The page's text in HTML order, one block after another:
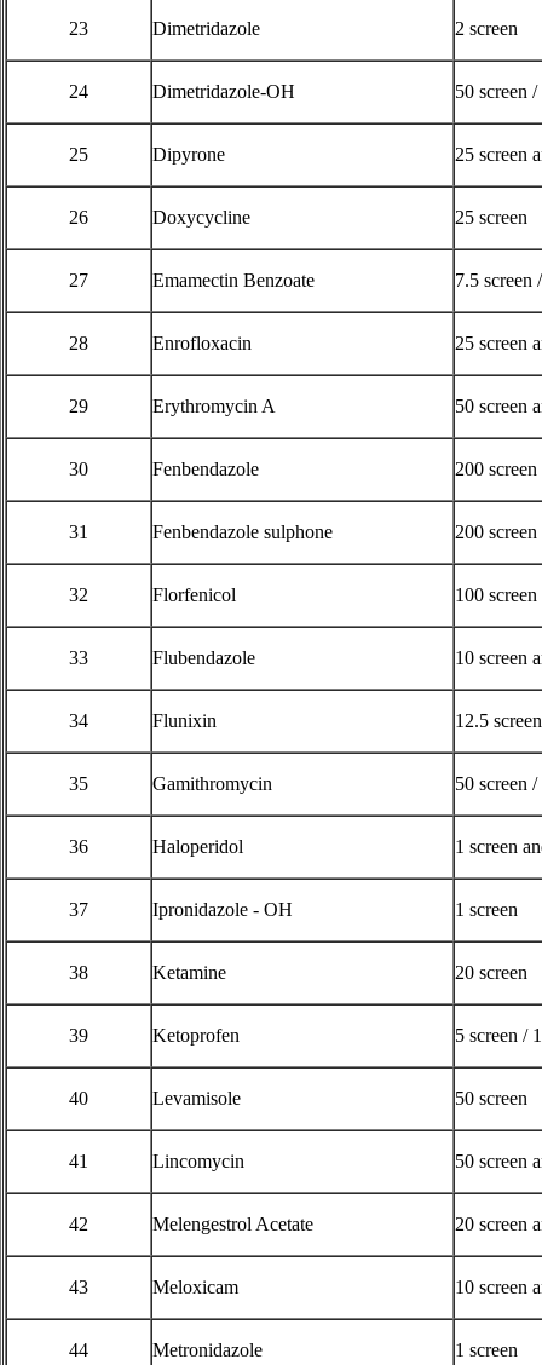
23 Dimetridazole 2 screen
24 Dimetridazole-OH 50 screen
25 Dipyrone 25 screen
26 Doxycycline 25 screen
27 Emamectin Benzoate 7.5 screen
28 Enrofloxacin 25 screen
29 Erythromycin A 50 screen
30 Fenbendazole 200
31 Fenbendazole sulphone 200
32 Florfenicol 100
33 Flubendazole 10 screen
34 Flunixin 12.5
35 Gamithromycin 50 screen
36 Haloperidol 1 screen
37 Ipronidazole - OH 1 screen
38 Ketamine 20 screen
39 Ketoprofen 5 screen /
40 Levamisole 50 screen
41 Lincomycin 50 screen
42 Melengestrol Acetate 20 screen
43 Meloxicam 10 screen
44 Metronidazole 1 screen